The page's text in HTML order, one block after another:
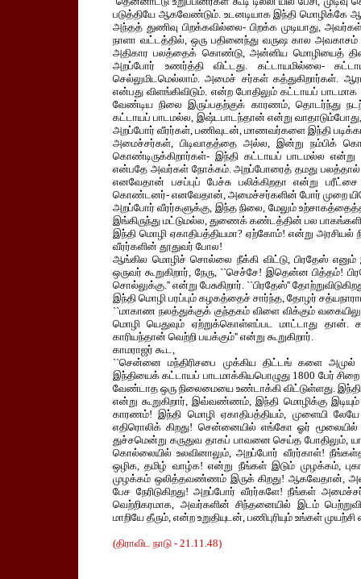
படுத்தியே ஆகவேண்டும். உடனடியாக இந்தி
அந்தத் துணிவு பிறக்கவில்லை- பிறக்க முடியாது,
நாளா வட்டத்தில், ஒரு பதினைந்து வருஷ கால அவகாசம்
அதிகார பலத்தைக் கொண்டு, அன்னிய மொழியைத்
அறப்போர் உணர்த்தி விட்டது. கட்டாயமில்லை-
செல்லுமிடமெல்லாம். அமைச் சர்கள் கத்துகிறார்கள்.
என்பது விளங்கிவிடும். என்ற போதிலும் கட்டாயப்
வேண்டிய நிலை இருப்பதற்குக் காரணம், தொடர்ந்து
கட்டாயப் பாடமல்ல, இஷ்டபாடந்தான் என்று
அறப்போர் வீரர்கள், பணிவுடன், மாணவர்களை இந்தி
அமைச்சர்கள், பிடிவாதத்தை அல்ல, இன்று நம்பிக்
கொண்டிருக்கிறார்கள்- இந்தி கட்டாயப் பாடமல்ல
என்பதே அவர்கள் நோக்கம். அறப்போரைத் தமது
எனவேதான் பசப்புப் பேச்சு பலிக்கிறதா என்று
கொண்டனர்- எனவேதான், அமைச்சர்களின் போர் முறை யிலே,
அறப்போர் வீரர்களுக்கு, இந்த நிலை, மேலும்
இங்கிருந்து மட்டுமல்ல, துணைக் கண்டத்தின் பல
இந்தி மொழி ஏகாதிபத்தியமா? ஏற்கோம்! என்று அரசியல்
வீரர்களின் தூதுவர் போல!
ஆங்கில மொழிச் சொல்லை நீக்கி விட்டு, பிரதேஸ்
ஒருவர் கூறுகிறார், நேரு, ``செச்சே! இதென்ன பித்தம்!
சொல்லுக்கு.'' என்று பேசுகிறார். ``பிரதேஸ்''
இந்தி மொழி பரப்பும் கழகத்தைச் சார்ந்த, தோழர்
``மாகாண நலத்துக்குக் குந்தகம் விளை விக்கும்
மொழி யெதுவும் ஏற்றுக்கொள்ளப்பட மாட்டாது தான்.
காரியந்தான் வெற்றி பயக்கும்'' என்று கூறுகிறார்.
காமராஜர் கூட,
``சென்னை மந்திரிசபை முக்கிய திட்டங் களை
இந்தியைக் கட்டாயப் பாடமாக்கியபொழுது 1800 பேர்
வேண்டாத ஒரு நிலைமையை உண்டாக்கி விட்டுள்ளது.
என்று கூறுகிறார், இவ்வண்ணம், இந்தி மொழிக்கு
காரணம்! இந்தி மொழி ஏகாதிபத்தியம், முளையி
எதிரொலிக் கிறது! சென்னையில் எங்கோ ஓர்
துச்சமென்று கருதுவ தாகப் பாவனை செய்த போதிலும்,
கொல்லையில் உலவினாலும், அறப்போர் வீரர்காள்!
ஒழிக, தமிழ் வாழ்க! என்று நீங்கள் இடும் முழக்கம்,
முழக்கம் ஒலித்தவண்ணம் இருக் கிறது! ஆகவேதான்,
பேச நேரிடுகிறது! அறப்போர் வீரர்களே! நீங்கள்
வெற்றிகரமாக, அவர்களின் சிந்தனையில் இடம்
மாறியே தீரும், என்ற உறுதியுடன், பணிபுரியும் உங்கள்
(திராவிட நாடு - 21.11.48)